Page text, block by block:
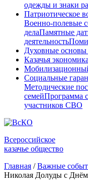
одежды и знаки
Патриотическое
Военно-полевые
делаПамятные
деятельность
Духовные
Казачья экономика
Социальные
Методические
семейПрограмма
участников СВО
Всероссийское
казачье общество
Главная / Важные
Николая Долуды с